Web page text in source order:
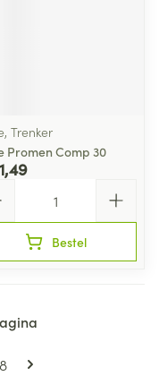
Trenker
Promen Comp 30
Bestel
pagina
Pagina
8